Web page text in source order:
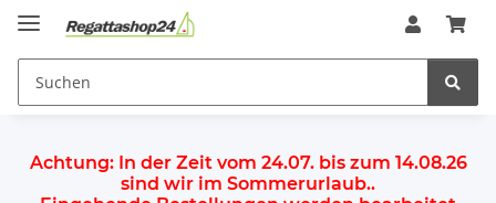
Achtung: In der Zeit vom 24.07. bis zum 14.08.26
sind wir im Sommerurlaub..